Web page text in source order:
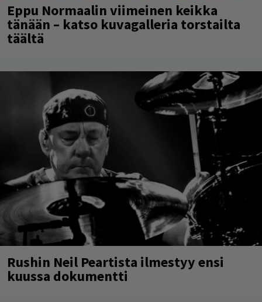
Eppu Normaalin viimeinen keikka
tänään – katso kuvagalleria torstailta
täältä
Rushin Neil Peartista ilmestyy ensi
kuussa dokumentti